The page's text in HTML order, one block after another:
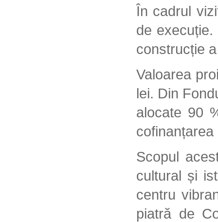
În cadrul
de
construcție
Valoarea
lei. Din
alocate 90
Scopul
cultural și
centru
piatră de